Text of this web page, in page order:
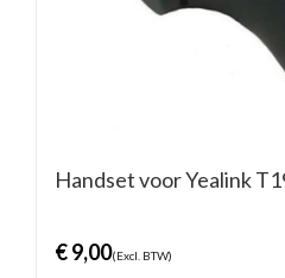
Handset voor Yealink
€9,00(Excl. BTW)